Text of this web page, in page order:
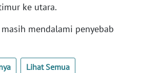
ke utara.
mendalami penyebab
Lihat Semua